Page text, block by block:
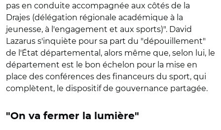
pas en conduite accompagnée aux côtés de la
Drajes (délégation régionale académique à la
jeunesse, à l'engagement et aux sports)". David
Lazarus s'inquiète pour sa part du "dépouillement"
de l'État départemental, alors même que, selon lui, le
département est le bon échelon pour la mise en
place des conférences des financeurs du sport, qui
complètent, le dispositif de gouvernance partagée.
"On va fermer la lumière"